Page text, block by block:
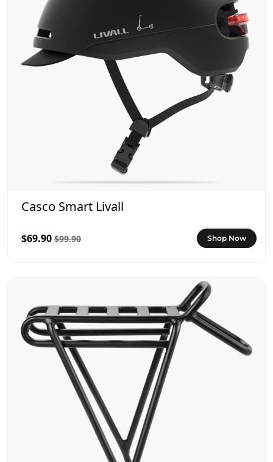
Casco Smart Livall
$69.90 $99.90 Shop Now